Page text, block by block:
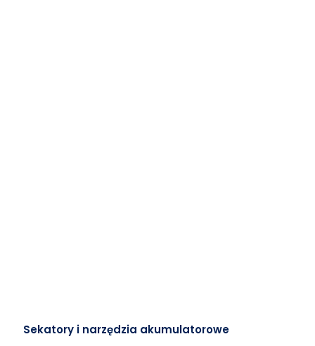
Sekatory i narzędzia akumulatorowe